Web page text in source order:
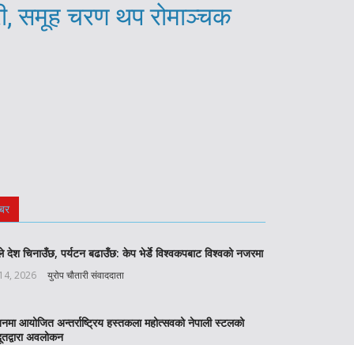
समूह चरण थप रोमाञ्चक
चिनाउँछ, पर्यटन बढाउँछ: केप भेर्डे विश्वकपबाट विश्वको नजरमा
2026 युरोप चौतारी संवाददाता
आयोजित अन्तर्राष्ट्रिय हस्तकला महोत्सवको नेपाली स्टलको
अवलोकन